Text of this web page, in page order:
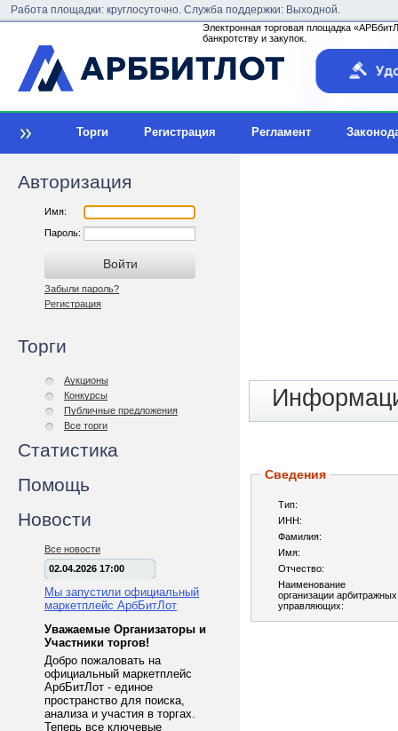
Работа площадки: круглосуточно. Служба поддержки: Выходной.
Электронная торговая площадка
банкротству и закупок.
Торги Регистрация Регламент
Авторизация
Имя:
Пароль:
Забыли пароль?
Регистрация
Торги
Аукционы
Конкурсы
Публичные предложения
Все торги
Статистика
Помощь
Новости
Все новости
02.04.2026 17:00
Мы запустили официальный
маркетплейс АрбБитЛот
Уважаемые Организаторы и
Участники торгов!
Добро пожаловать на
официальный маркетплейс
АрбБитЛот - единое
пространство для поиска,
анализа и участия в торгах.
Теперь все ключевые
Сведения
Тип:
ИНН:
Фамилия:
Имя:
Отчество:
Наименование
организации арбитражных
управляющих: